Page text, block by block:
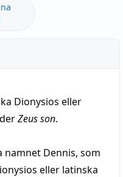
Dionysios eller
Zeus son.
namnet Dennis, som
eller latinska